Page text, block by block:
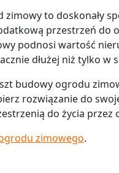
to doskonały
przestrzeń do
podnosi wartość
dłużej niż tylko w
budowy ogrodu
rozwiązanie do
do życia przez
zimowego.